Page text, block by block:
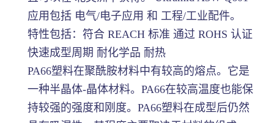
应用包括 电气/电子应用 和 工程/工业配件。
特性包括：符合 REACH 标准 通过 ROHS 认证
快速成型周期 耐化学品 耐热
PA66塑料在聚酰胺材料中有较高的熔点。它是
一种半晶体-晶体材料。PA66在较高温度也能保
持较强的强度和刚度。PA66塑料在成型后仍然